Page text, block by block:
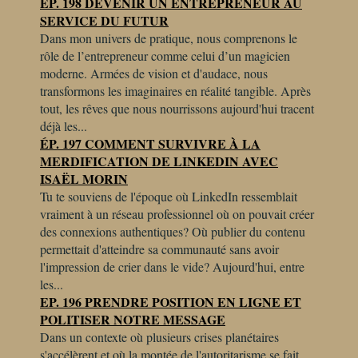
lire les bio que les gens me fournissent
parce que c’est les infos qu’elles préfèrent
mettre de l’avant. Mais elle est diplômée
de la Sorbonne où elle a été diplômée en
sociologie et aussi en relations
internationales, spécialiste du monde
anglophone. Mais dans sa vie, sa carrière
consiste à optimiser les sites web pour les
robots, les humains et tout ce qu’il y a
entre les deux, parce qu’on ne veut pas
quand même briser le cœur d’Alexa.
Myriam a une approche très pointue et
une compréhension très pointue de ce que
c’est une marque et comment la
communiquer sur les différentes
[00:03:12.600] – Tatiana St-Louis
On parle de réseaux sociaux, mais on
SERVICE DU FUTUR
Dans mon univers de pratique, nous comprenons le
rôle de l’entrepreneur comme celui d’un magicien
moderne. Armées de vision et d'audace, nous
transformons les imaginaires en réalité tangible. Après
tout, les rêves que nous nourrissons aujourd'hui tracent
déjà les...
ÉP. 197 COMMENT SURVIVRE À LA
MERDIFICATION DE LINKEDIN AVEC
ISAËL MORIN
Tu te souviens de l'époque où LinkedIn ressemblait
vraiment à un réseau professionnel où on pouvait créer
des connexions authentiques? Où publier du contenu
permettait d'atteindre sa communauté sans avoir
l'impression de crier dans le vide? Aujourd'hui, entre
les...
EP. 196 PRENDRE POSITION EN LIGNE ET
POLITISER NOTRE MESSAGE
Dans un contexte où plusieurs crises planétaires
s'accélèrent et où la montée de l'autoritarisme se fait